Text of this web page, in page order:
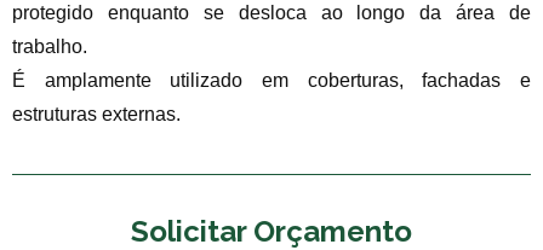
protegido enquanto se desloca ao longo da área de
trabalho.
É amplamente utilizado em coberturas, fachadas e
estruturas externas.
Solicitar Orçamento